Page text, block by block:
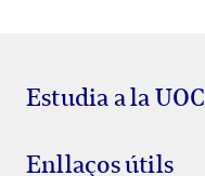
Estudia a la UOC
Enllaços útils